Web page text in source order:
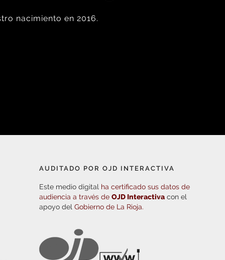
nacimiento en 2016.
AUDITADO POR OJD INTERACTIVA
Este medio digital ha certificado sus datos de
audiencia a través deOJD Interactiva con el
apoyo delGobierno de La Rioja.